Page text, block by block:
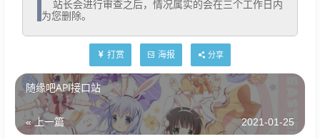
为您删除。
打赏 海报 分享
随缘吧API接口站
« 上一篇 2021-01-25